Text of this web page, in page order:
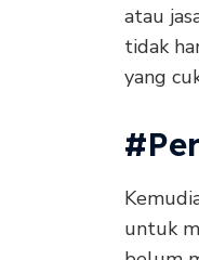
atau
tidak
yang
untuk